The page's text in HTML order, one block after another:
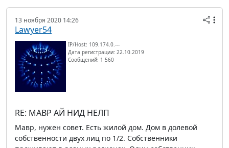
13 ноября 2020 14:26
Lawyer54
IP/Host: 109.174.0.---
Дата регистрации: 22.10.2019
Сообщений: 1 560
RE: МАВР АЙ НИД НЕЛП
Мавр, нужен совет. Есть жилой дом. Дом в долевой
собственности двух лиц по 1/2. Собственники